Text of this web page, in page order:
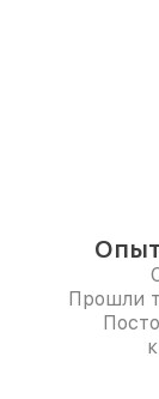
Прошли